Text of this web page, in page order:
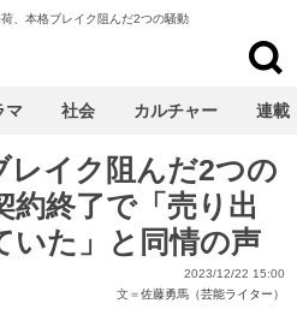
荷、本格ブレイク阻んだ2つの騒動
レイク阻んだ2つの
終了で「売り出
いた」と同情の声
2023/12/22 15:00
文＝佐藤勇馬（芸能ライター）
マ 社会 カルチャー 連載